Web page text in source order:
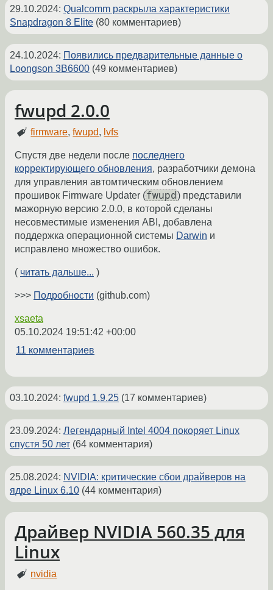
29.10.2024: Qualcomm раскрыла характеристики
Snapdragon 8 Elite (80 комментариев)
24.10.2024: Появились предварительные данные о
Loongson 3B6600 (49 комментариев)
fwupd 2.0.0
firmware,fwupd, lvfs
Спустя две недели после последнего
корректирующего обновления, разработчики демона
для управления автомтическим обновлением
прошивок Firmware Updater (fwupd ) представили
мажорную версию 2.0.0, в которой сделаны
несовместимые изменения ABI, добавлена
поддержка операционной системы Darwin и
исправлено множество ошибок.
( читать дальше... )
>>> Подробности (github.com)
xsaeta
05.10.2024 19:51:42 +00:00
11 комментариев
03.10.2024: fwupd 1.9.25 (17 комментариев)
23.09.2024: Легендарный Intel 4004 покоряет Linux
спустя 50 лет (64 комментария)
25.08.2024: NVIDIA: критические сбои драйверов на
ядре Linux 6.10 (44 комментария)
Драйвер NVIDIA 560.35 для
Linux
nvidia